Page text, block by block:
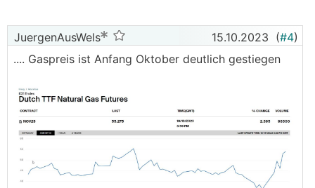
JuergenAusWels 15.10.2023 (#4)
.... Gaspreis ist Anfang Oktober deutlich gestiegen